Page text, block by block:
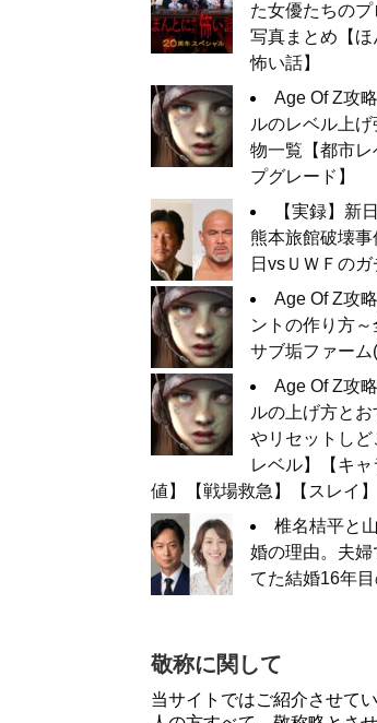
た女優たちの
写真まとめ【ほ
怖い話】
Age Of Z攻
ルのレベル上
物一覧【都市レ
プグレード】
【実録】新
熊本旅館破壊
日vsＵＷＦのガ
Age Of Z攻
ントの作り方
サブ垢ファーム
Age Of Z攻
ルの上げ方と
やリセットし
レベル】【キ
値】【戦場救急】【スレイ】
椎名桔平と
婚の理由。夫
てた結婚16年
敬称に関して
当サイトではご紹介させて